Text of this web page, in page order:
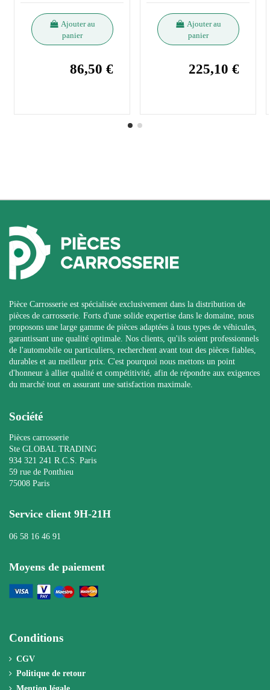
Ajouter au
panier
86,50 €
Ajouter au
panier
225,10 €
Pièce Carrosserie est spécialisée exclusivement dans la distribution de
pièces de carrosserie. Forts d'une solide expertise dans le domaine, nous
proposons une large gamme de pièces adaptées à tous types de véhicules,
garantissant une qualité optimale. Nos clients, qu'ils soient professionnels
de l'automobile ou particuliers, recherchent avant tout des pièces fiables,
durables et au meilleur prix. C'est pourquoi nous mettons un point
d'honneur à allier qualité et compétitivité, afin de répondre aux exigences
du marché tout en assurant une satisfaction maximale.
Société
Pièces carrosserie
Ste GLOBAL TRADING
934 321 241 R.C.S. Paris
59 rue de Ponthieu
75008 Paris
Service client 9H-21H
06 58 16 46 91
Moyens de paiement
Conditions
CGV
Politique de retour